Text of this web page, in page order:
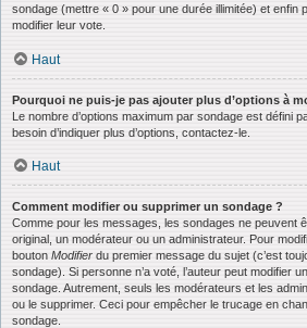
sondage (mettre « 0 » pour une durée illimitée) et enfin
modifier leur vote.
Haut
Pourquoi ne puis-je pas ajouter plus d’options à
Le nombre d’options maximum par sondage est défini
besoin d’indiquer plus d’options, contactez-le.
Haut
Comment modifier ou supprimer un sondage ?
Comme pour les messages, les sondages ne peuvent
original, un modérateur ou un administrateur. Pour
bouton Modifier du premier message du sujet (c’est
sondage). Si personne n’a voté, l’auteur peut modifier
sondage. Autrement, seuls les modérateurs et les
ou le supprimer. Ceci pour empêcher le trucage en
sondage.